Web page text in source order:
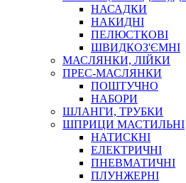
НАСАДКИ
НАКИДНІ
ПЕЛЮСТКОВІ
ШВИДКОЗ'ЄМНІ
МАСЛЯНКИ, ЛІЙКИ
ПРЕС-МАСЛЯНКИ
ПОШТУЧНО
НАБОРИ
ШЛАНГИ, ТРУБКИ
ШПРИЦИ МАСТИЛЬНІ
НАТИСКНІ
ЕЛЕКТРИЧНІ
ПНЕВМАТИЧНІ
ПЛУНЖЕРНІ